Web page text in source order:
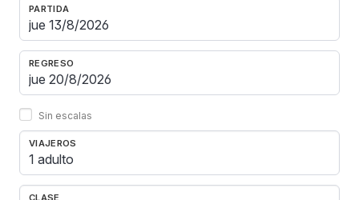
PARTIDA
REGRESO
Sin escalas
VIAJEROS
1 adulto
CLASE